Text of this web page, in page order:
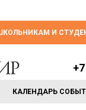
И
КАЛЕНДАРЬ